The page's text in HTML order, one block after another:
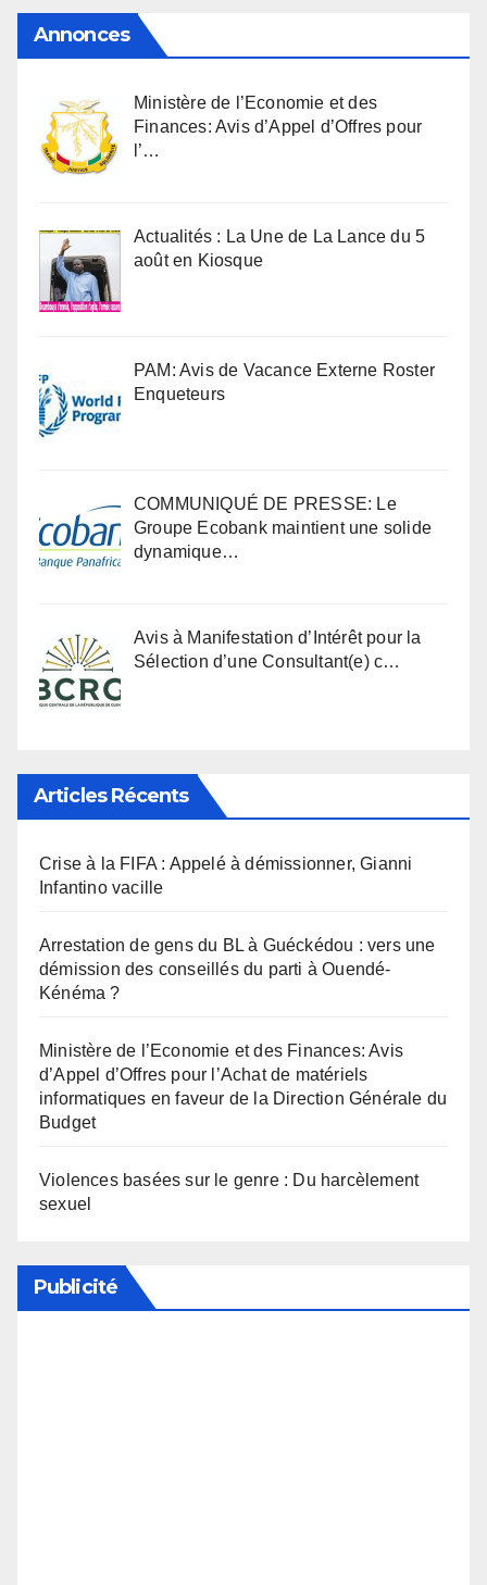
Annonces
Ministère de l’Economie et des
Finances: Avis d’Appel d’Offres pour
l’…
Actualités : La Une de La Lance du 5
août en Kiosque
PAM: Avis de Vacance Externe Roster
Enqueteurs
COMMUNIQUÉ DE PRESSE: Le
Groupe Ecobank maintient une solide
dynamique…
Avis à Manifestation d’Intérêt pour la
Sélection d’une Consultant(e) c…
Articles Récents
Crise à la FIFA : Appelé à démissionner, Gianni
Infantino vacille
Arrestation de gens du BL à Guéckédou : vers une
démission des conseillés du parti à Ouendé-
Kénéma ?
Ministère de l’Economie et des Finances: Avis
d’Appel d’Offres pour l’Achat de matériels
informatiques en faveur de la Direction Générale du
Budget
Violences basées sur le genre : Du harcèlement
sexuel
Publicité